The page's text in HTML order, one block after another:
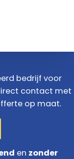
bedrijf voor
contact met
op maat.
en zonder